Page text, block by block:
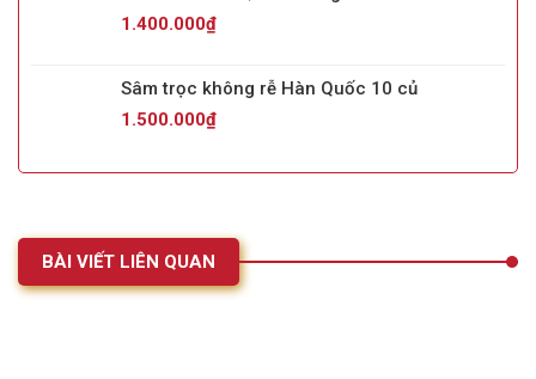
1.400.000₫
Sâm trọc không rễ Hàn Quốc 10 củ
1.500.000₫
BÀI VIẾT LIÊN QUAN